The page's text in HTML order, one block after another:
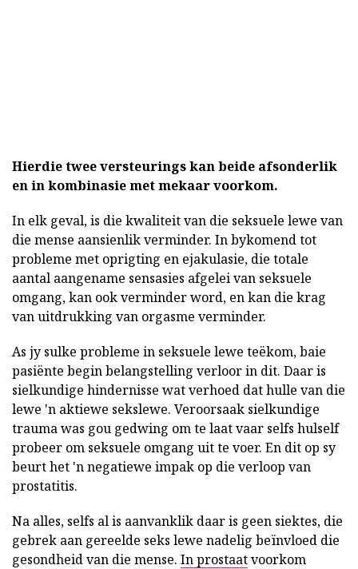
Hierdie twee versteurings kan beide afsonderlik
en in kombinasie met mekaar voorkom.
In elk geval, is die kwaliteit van die seksuele lewe van
die mense aansienlik verminder. In bykomend tot
probleme met oprigting en ejakulasie, die totale
aantal aangename sensasies afgelei van seksuele
omgang, kan ook verminder word, en kan die krag
van uitdrukking van orgasme verminder.
As jy sulke probleme in seksuele lewe teëkom, baie
pasiënte begin belangstelling verloor in dit. Daar is
sielkundige hindernisse wat verhoed dat hulle van die
lewe 'n aktiewe sekslewe. Veroorsaak sielkundige
trauma was gou gedwing om te laat vaar selfs hulself
probeer om seksuele omgang uit te voer. En dit op sy
beurt het 'n negatiewe impak op die verloop van
prostatitis.
Na alles, selfs al is aanvanklik daar is geen siektes, die
gebrek aan gereelde seks lewe nadelig beïnvloed die
gesondheid van die mense. In prostaatvoorkom